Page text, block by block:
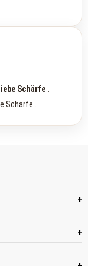
Schärfe .
Schärfe .
+
+